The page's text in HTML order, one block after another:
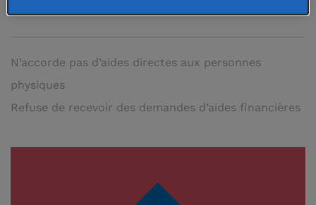
N’accorde pas d’aides directes aux personnes
physiques
Refuse de recevoir des demandes d’aides financières